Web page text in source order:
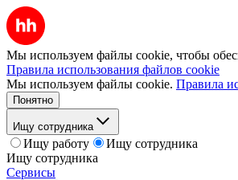
Мы используем файлы cookie, чтобы
Правила использования файлов cookie
Мы используем файлы cookie. Правила
Понятно
Ищу сотрудника
Ищу работу
Ищу сотрудника
Ищу сотрудника
Сервисы